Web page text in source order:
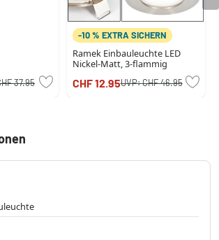
37.95
-10 % EXTRA SICHERN
Ramek Einbauleuchte LED
Nickel-Matt, 3-flammig
CHF 12.95UVP:CHF 46.95